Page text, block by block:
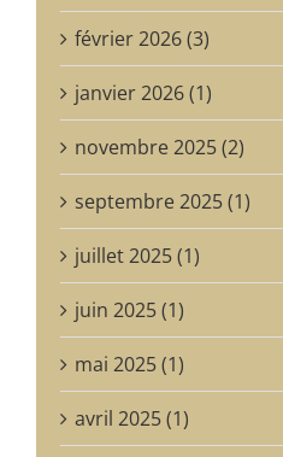
février 2026 (3)
janvier 2026 (1)
novembre 2025 (2)
septembre 2025 (1)
juillet 2025 (1)
juin 2025 (1)
mai 2025 (1)
avril 2025 (1)